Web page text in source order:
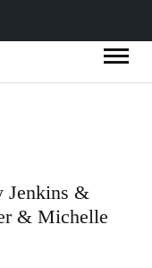
Jenkins &
& Michelle